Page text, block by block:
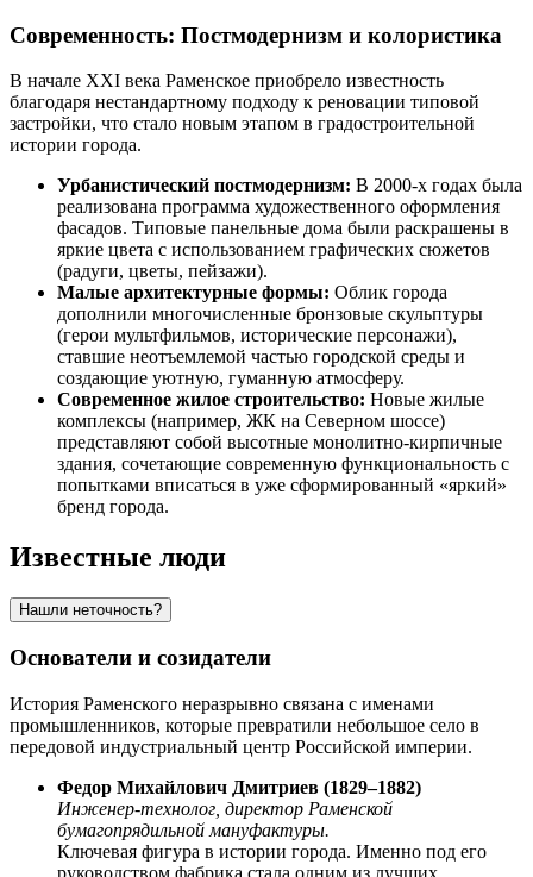
Современность: Постмодернизм и колористика
В начале XXI века Раменское приобрело известность
благодаря нестандартному подходу к реновации типовой
застройки, что стало новым этапом в градостроительной
истории города.
Урбанистический постмодернизм: В 2000-х годах была
реализована программа художественного оформления
фасадов. Типовые панельные дома были раскрашены в
яркие цвета с использованием графических сюжетов
(радуги, цветы, пейзажи).
Малые архитектурные формы: Облик города
дополнили многочисленные бронзовые скульптуры
(герои мультфильмов, исторические персонажи),
ставшие неотъемлемой частью городской среды и
создающие уютную, гуманную атмосферу.
Современное жилое строительство: Новые жилые
комплексы (например, ЖК на Северном шоссе)
представляют собой высотные монолитно-кирпичные
здания, сочетающие современную функциональность с
попытками вписаться в уже сформированный «яркий»
бренд города.
Известные люди
Нашли неточность?
Основатели и созидатели
История Раменского неразрывно связана с именами
промышленников, которые превратили небольшое село в
передовой индустриальный центр Российской империи.
Федор Михайлович Дмитриев (1829–1882)
Инженер-технолог, директор Раменской
бумагопрядильной мануфактуры.
Ключевая фигура в истории города. Именно под его
руководством фабрика стала одним из лучших